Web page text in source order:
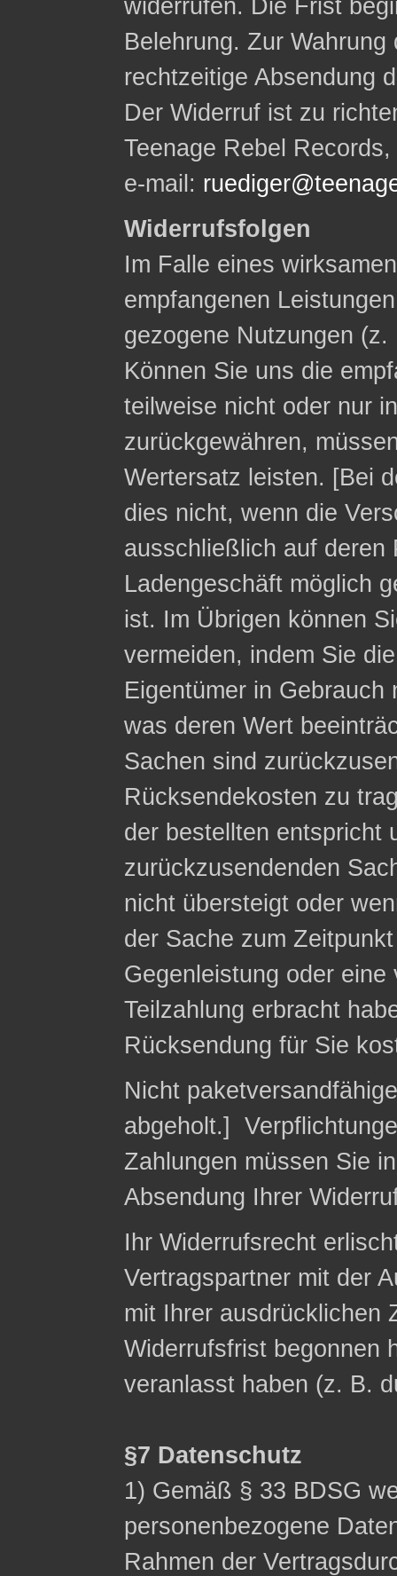
widerrufen. Die Frist
Belehrung. Zur
rechtzeitige Absendung
Der Widerruf ist zu
Teenage Rebel
e-mail:
Widerrufsfolgen
Im Falle eines
empfangenen
gezogene Nutzungen
Können Sie uns die
teilweise nicht oder nur
zurückgewähren,
Wertersatz leisten. [Bei
dies nicht, wenn die
ausschließlich auf deren
Ladengeschäft möglich
ist. Im Übrigen können
vermeiden, indem Sie
Eigentümer in
was deren Wert
Sachen sind
Rücksendekosten zu
der bestellten entspricht
zurückzusendenden
nicht übersteigt oder
der Sache zum
Gegenleistung oder
Teilzahlung erbracht
Rücksendung für Sie
Nicht
abgeholt.]
Zahlungen müssen Sie
Absendung Ihrer
Ihr Widerrufsrecht
Vertragspartner mit der
mit Ihrer ausdrücklichen
Widerrufsfrist begonnen
veranlasst haben (z. B.
§7 Datenschutz
1) Gemäß § 33 BDSG
personenbezogene
Rahmen der